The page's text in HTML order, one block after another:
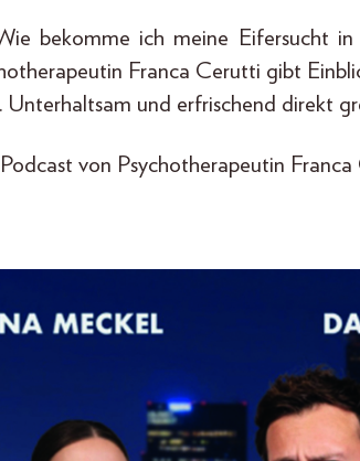
bekomme ich meine Eifersucht
Franca Cerutti gibt
und erfrischend direkt
von Psychotherapeutin